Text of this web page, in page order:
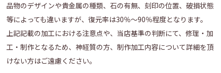
品物のデザインや貴金属の種類、石の有無、刻印の位置、破損状態
等によっても違いますが、復元率は30％～90％程度となります。
上記記載の加工における注意点や、当店基準の判断にて、修理・加
工・制作となるため、神経質の方、制作加工内容について詳細を頂
けない方はご遠慮ください。